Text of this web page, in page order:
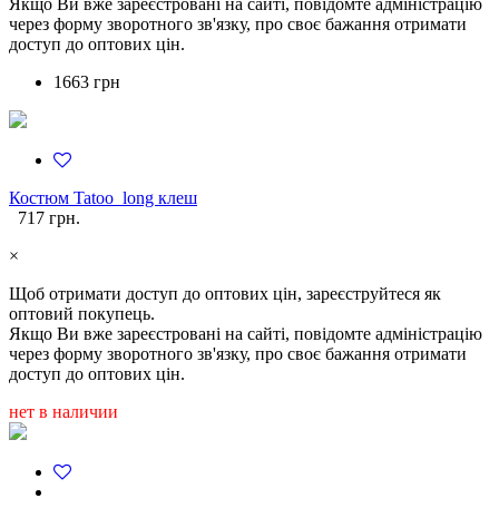
через форму зворотного зв'язку, про своє бажання отримати
доступ до оптових цін.
1663 грн
Костюм Tatoo_long клеш
717 грн.
×
Щоб отримати доступ до оптових цін, зареєструйтеся як
оптовий покупець.
Якщо Ви вже зареєстровані на сайті, повідомте адміністрацію
через форму зворотного зв'язку, про своє бажання отримати
доступ до оптових цін.
нет в наличии